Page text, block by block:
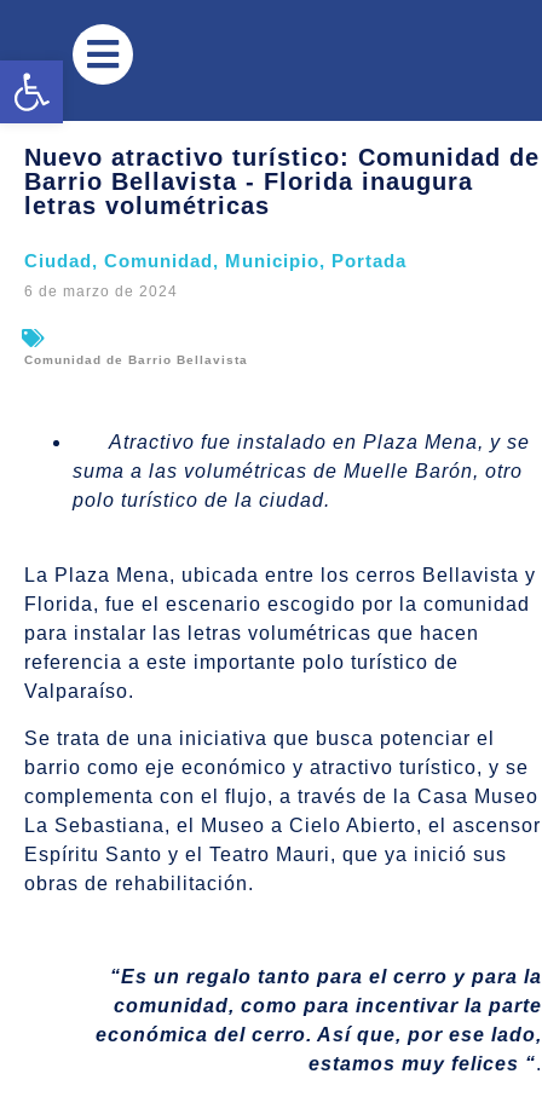
Abrir barra de herramientas
Nuevo atractivo turístico: Comunidad de
Barrio Bellavista - Florida inaugura
letras volumétricas
Ciudad, Comunidad, Municipio, Portada
6 de marzo de 2024
Comunidad de Barrio Bellavista
Atractivo fue instalado en Plaza Mena, y se
suma a las volumétricas de Muelle Barón, otro
polo turístico de la ciudad.
La Plaza Mena, ubicada entre los cerros Bellavista y
Florida, fue el escenario escogido por la comunidad
para instalar las letras volumétricas que hacen
referencia a este importante polo turístico de
Valparaíso.
Se trata de una iniciativa que busca potenciar el
barrio como eje económico y atractivo turístico, y se
complementa con el flujo, a través de la Casa Museo
La Sebastiana, el Museo a Cielo Abierto, el ascensor
Espíritu Santo y el Teatro Mauri, que ya inició sus
obras de rehabilitación.
“Es un regalo tanto para el cerro y para la
comunidad, como para incentivar la parte
económica del cerro. Así que, por ese lado,
estamos muy felices “.